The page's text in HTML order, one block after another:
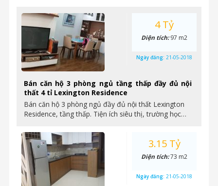
Bán căn hộ 3 phòng ngủ tầng thấp đầy đủ nội
thất 4 tỉ Lexington Residence
Bán căn hộ 3 phòng ngủ đầy đủ nội thất Lexington
Residence, tầng thấp. Tiện ích siêu thị, trường học…
4 Tỷ
Diện tích:97 m2
Ngày đăng: 21-05-2018
3.15 Tỷ
Diện tích:73 m2
Ngày đăng: 21-05-2018